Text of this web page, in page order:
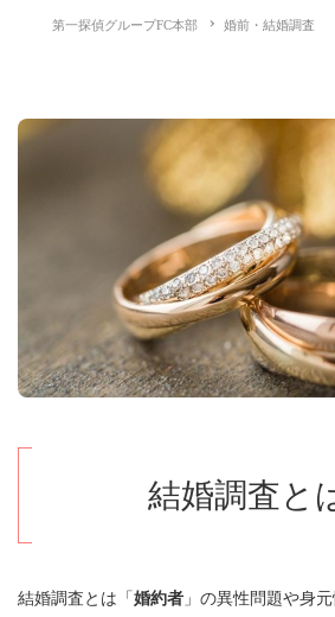
第一探偵グループFC本部 婚前・結婚調査
結婚調査と
結婚調査とは「婚約者 」の異性問題や身